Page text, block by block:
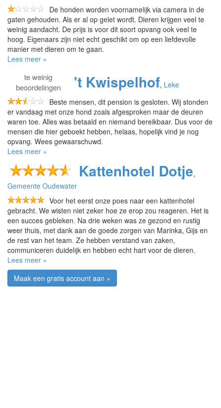
De honden worden voornamelijk via camera in de
gaten gehouden. Als er al op gelet wordt. Dieren krijgen veel te
weinig aandacht. De prijs is voor dit soort opvang ook veel te
hoog. Eigenaars zijn niet echt geschikt om op een liefdevolle
manier met dieren om te gaan.
Lees meer »
teweinig
beoordelingen
't Kwispelhof, Leke
Beste mensen, dit pension is gesloten. Wij stonden
er vandaag met onze hond zoals afgesproken maar de deuren
waren toe. Alles was betaald en niemand bereikbaar. Dus voor de
mensen die hier geboekt hebben, helaas, hopelijk vind je nog
opvang. Wees gewaarschuwd.
Lees meer »
Kattenhotel Dotje,
Gemeente Oudewater
Voor het eerst onze poes naar een kattenhotel
gebracht. We wisten niet zeker hoe ze erop zou reageren. Het is
een succes gebleken. Na drie weken was ze gezond en rustig
weer thuis, met dank aan de goede zorgen van Marinka, Gijs en
de rest van het team. Ze hebben verstand van zaken,
communiceren duidelijk en hebben echt hart voor de dieren.
Lees meer »
Maak een gratis account aan »